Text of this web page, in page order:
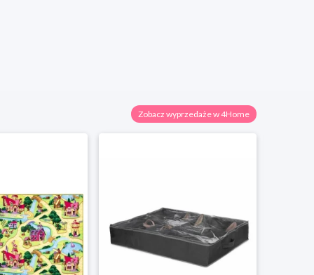
Zobacz wyprzedaże w 4Home